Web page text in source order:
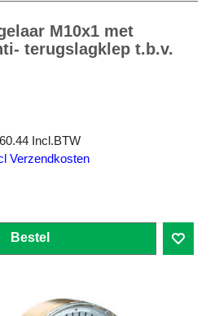
M10x1 met
terugslagklep t.b.v.
60.44 Incl.BTW
Verzendkosten
Bestel